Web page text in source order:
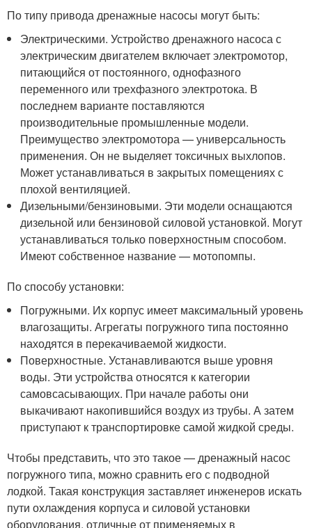
По типу привода дренажные насосы могут быть:
Электрическими. Устройство дренажного насоса с
электрическим двигателем включает электромотор,
питающийся от постоянного, однофазного
переменного или трехфазного электротока. В
последнем варианте поставляются
производительные промышленные модели.
Преимущество электромотора — универсальность
применения. Он не выделяет токсичных выхлопов.
Может устанавливаться в закрытых помещениях с
плохой вентиляцией.
Дизельными/бензиновыми. Эти модели оснащаются
дизельной или бензиновой силовой установкой. Могут
устанавливаться только поверхностным способом.
Имеют собственное название — мотопомпы.
По способу установки:
Погружными. Их корпус имеет максимальный уровень
влагозащиты. Агрегаты погружного типа постоянно
находятся в перекачиваемой жидкости.
Поверхностные. Устанавливаются выше уровня
воды. Эти устройства относятся к категории
самовсасывающих. При начале работы они
выкачивают накопившийся воздух из трубы. А затем
приступают к транспортировке самой жидкой среды.
Чтобы представить, что это такое — дренажный насос
погружного типа, можно сравнить его с подводной
лодкой. Такая конструкция заставляет инженеров искать
пути охлаждения корпуса и силовой установки
оборудования, отличные от применяемых в